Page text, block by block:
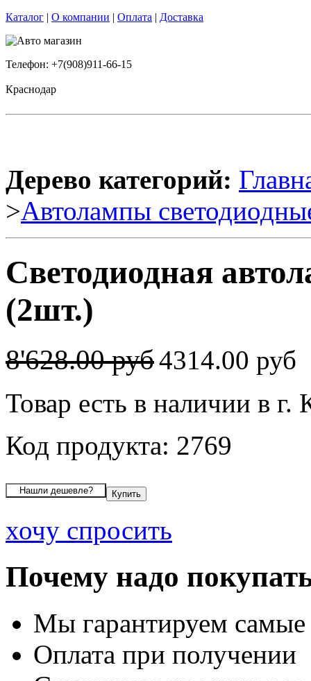
Каталог | О компании | Оплата | Доставка
Телефон: +7(908)911-66-15
Краснодар
Дерево категорий:
>Автолампы
Светодиодная
(2шт.)
8'628.00 руб4314.00 руб
Товар есть в наличии в г.
Код продукта: 2769
хочу спросить
Почему надо
Мы гарантируем
Оплата при получении